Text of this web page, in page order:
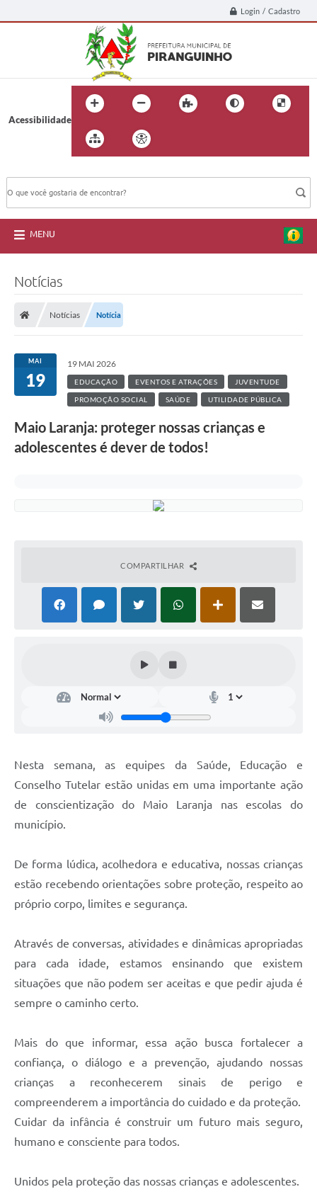
Login / Cadastro
Acessibilidade
MENU
Notícias
Notícias Notícia
MAI
19
19 MAI 2026
EDUCAÇÃO EVENTOS E ATRAÇÕES JUVENTUDE
PROMOÇÃO SOCIAL SAÚDE UTILIDADE PÚBLICA
Maio Laranja: proteger nossas crianças e
adolescentes é dever de todos!
COMPARTILHAR
Nesta semana, as equipes da Saúde, Educação e
Conselho Tutelar estão unidas em uma importante ação
de conscientização do Maio Laranja nas escolas do
município.
De forma lúdica, acolhedora e educativa, nossas crianças
estão recebendo orientações sobre proteção, respeito ao
próprio corpo, limites e segurança.
Através de conversas, atividades e dinâmicas apropriadas
para cada idade, estamos ensinando que existem
situações que não podem ser aceitas e que pedir ajuda é
sempre o caminho certo.
Mais do que informar, essa ação busca fortalecer a
confiança, o diálogo e a prevenção, ajudando nossas
crianças a reconhecerem sinais de perigo e
compreenderem a importância do cuidado e da proteção.
Cuidar da infância é construir um futuro mais seguro,
humano e consciente para todos.
Unidos pela proteção das nossas crianças e adolescentes.